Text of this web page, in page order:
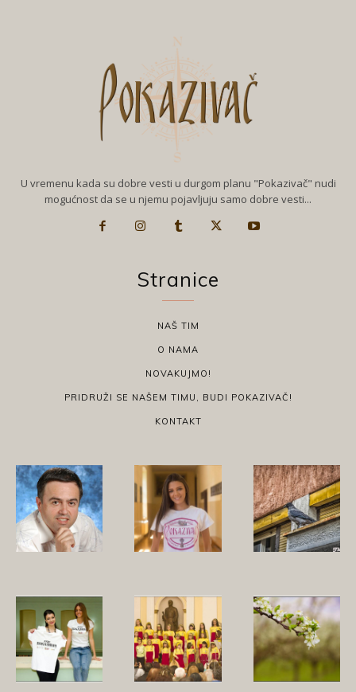
U vremenu kada su dobre vesti u durgom planu "Pokazivač" nudi
mogućnost da se u njemu pojavljuju samo dobre vesti...
Stranice
NAŠ TIM
O NAMA
NOVAKUJMO!
PRIDRUŽI SE NAŠEM TIMU, BUDI POKAZIVAČ!
KONTAKT